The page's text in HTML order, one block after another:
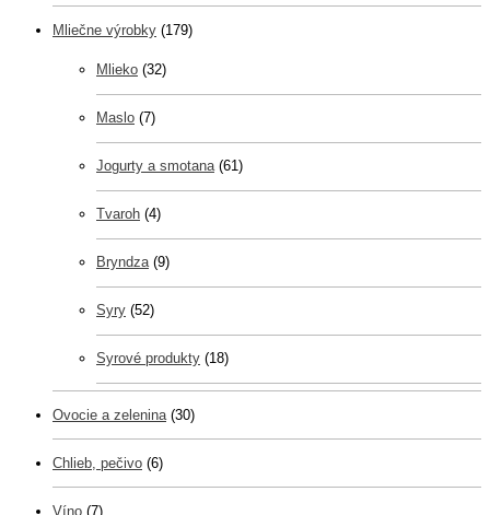
Mliečne výrobky (179)
Mlieko (32)
Maslo (7)
Jogurty a smotana (61)
Tvaroh (4)
Bryndza (9)
Syry (52)
Syrové produkty (18)
Ovocie a zelenina (30)
Chlieb, pečivo (6)
Víno (7)